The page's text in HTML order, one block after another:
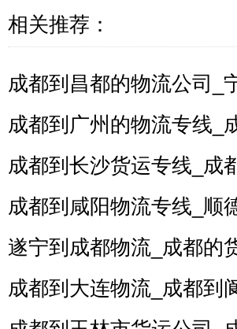
相关推荐：
成都到昌都的物流公司_
成都到广州的物流专线_
成都到长沙货运专线_成
成都到咸阳物流专线_顺
遂宁到成都物流_成都的
成都到大连物流_成都到